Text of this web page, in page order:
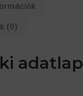
(0)
adatlap